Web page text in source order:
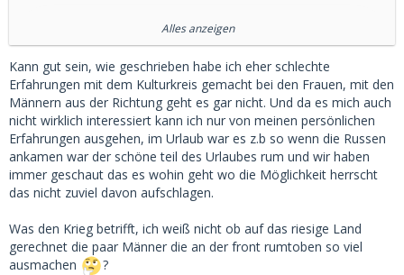
Ich habe mal google bemüht.
In Deutschland ist die Beschäftigung von Männern
gegenüber Frauen um rund 6 Prozentpunkte höher, in
Russland 10 Prozentpunkte. Das ist ein Unterschied, aber
kein wesentlicher.
Auch in Russland arbeiten mehr als 2/3 der Frauen
zwischen 15 und 64. (15, was für ein Alter)
Nun ist das mit Statistiken immer so eine Sache.
Aber ich denke, da wird ein Bild gezeichnet, dass es so in
Russland nicht mehr gibt.
Alles anzeigen
Kann gut sein, wie geschrieben habe ich eher schlechte
Erfahrungen mit dem Kulturkreis gemacht bei den Frauen, mit den
Männern aus der Richtung geht es gar nicht. Und da es mich auch
nicht wirklich interessiert kann ich nur von meinen persönlichen
Erfahrungen ausgehen, im Urlaub war es z.b so wenn die Russen
ankamen war der schöne teil des Urlaubes rum und wir haben
immer geschaut das es wohin geht wo die Möglichkeit herrscht
das nicht zuviel davon aufschlagen.
Was den Krieg betrifft, ich weiß nicht ob auf das riesige Land
gerechnet die paar Männer die an der front rumtoben so viel
ausmachen
?